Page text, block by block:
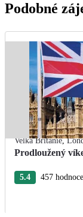
Podobné
Velká Británie,
Prodloužený
5.4
457